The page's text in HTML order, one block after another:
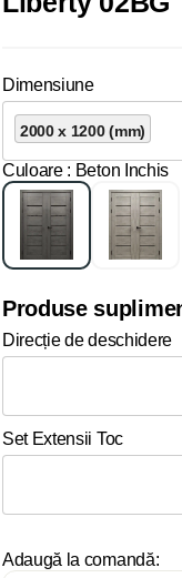
Dimensiune
2000 x 1200 (mm)
Culoare : Beton Inchis
Produse
Direcție de deschidere
Set Extensii Toc
Adaugă la comandă: